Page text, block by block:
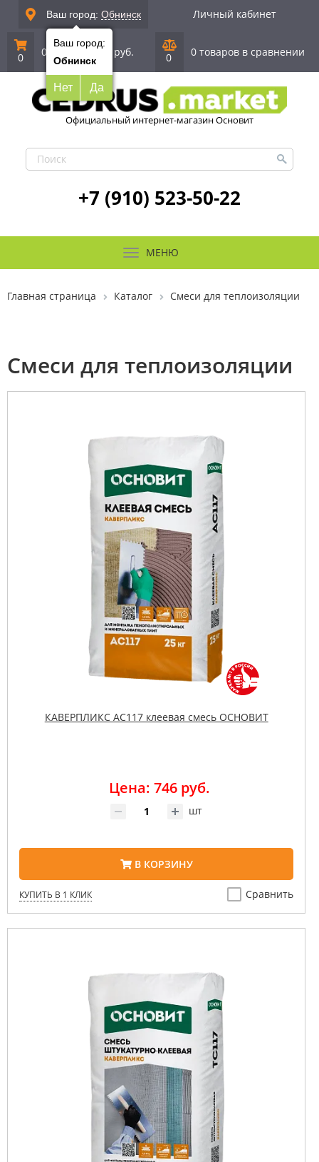
Ваш город:Обнинск
Ваш город:
Обнинск
Нет Да
Личный кабинет
0 0 позиций | 0 руб. 0 0 товаров в сравнении
Официальный интернет-магазин Основит
+7 (910) 523-50-22
МЕНЮ
Главная страница Каталог Смеси для теплоизоляции
Смеси для теплоизоляции
КАВЕРПЛИКС AC117 клеевая смесь ОСНОВИТ
Цена: 746 руб.
шт
В КОРЗИНУ
КУПИТЬ В 1 КЛИК Сравнить